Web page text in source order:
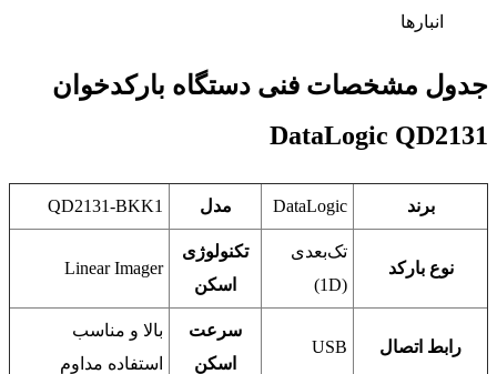
انبارها
جدول مشخصات فنی دستگاه بارکدخوان
DataLogic QD2131
برند DataLogic مدل QD2131-BKK1
نوع بارکد
تک‌بعدی
(1D)
تکنولوژی
اسکن
Linear Imager
رابط اتصال USB
سرعت
اسکن
بالا و مناسب
استفاده مداوم